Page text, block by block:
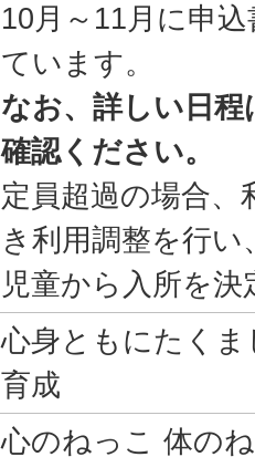
10月～11月に申
ています。
なお、詳しい日
確認ください。
定員超過の場合、
き利用調整を行
児童から入所を
心身ともにたく
育成
心のねっこ 体の